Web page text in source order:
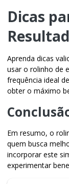
Dicas
Aprenda dicas
usar o rolinho de
frequência ideal
obter o máximo
Em resumo, o
quem busca
incorporar este
experimentar